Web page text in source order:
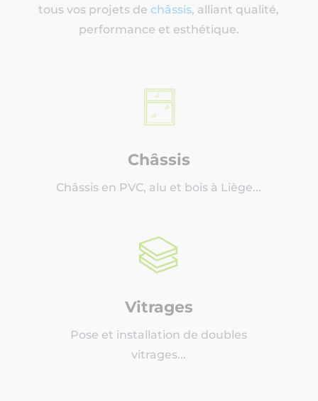
tous vos projets dechâssis, alliant qualité,
performance et esthétique.
Châssis
Châssis en PVC, alu et bois à Liège...
Vitrages
Pose et installation de doubles
vitrages...